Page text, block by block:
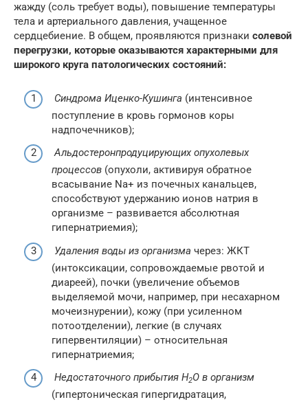
жажду (соль требует воды), повышение температуры
тела и артериального давления, учащенное
сердцебиение. В общем, проявляются признаки солевой
перегрузки, которые оказываются характерными для
широкого круга патологических состояний:
Синдрома Иценко-Кушинга (интенсивное
поступление в кровь гормонов коры
надпочечников);
Альдостеронпродуцирующих опухолевых
процессов (опухоли, активируя обратное
всасывание Na+ из почечных канальцев,
способствуют удержанию ионов натрия в
организме – развивается абсолютная
гипернатриемия);
Удаления воды из организма через: ЖКТ
(интоксикации, сопровождаемые рвотой и
диареей), почки (увеличение объемов
выделяемой мочи, например, при несахарном
мочеизнурении), кожу (при усиленном
потоотделении), легкие (в случаях
гипервентиляции) – относительная
гипернатриемия;
Недостаточного прибытия Н2О в организм
(гипертоническая гипергидратация,